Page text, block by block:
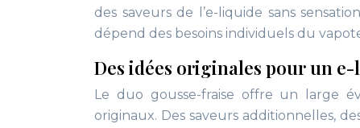
des saveurs de l’e-liquide sans
dépend des besoins individuels du
Des idées originales pour un
Le duo gousse-fraise offre un large
originaux. Des saveurs additionnelles,